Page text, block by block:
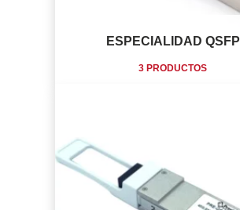
ESPECIALIDAD QSFP
3 PRODUCTOS